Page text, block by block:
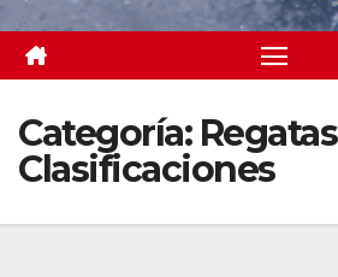
Categoría: Regatas
Clasificaciones